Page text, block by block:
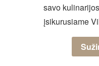
savo
įsikurusiame